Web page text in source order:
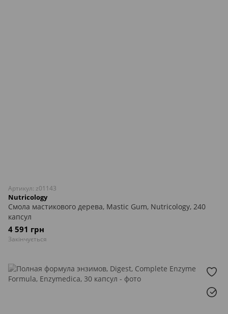
Артикул: z01143
Nutricology
Смола мастикового дерева, Mastic Gum, Nutricology, 240
капсул
4 591 грн
Закінчується